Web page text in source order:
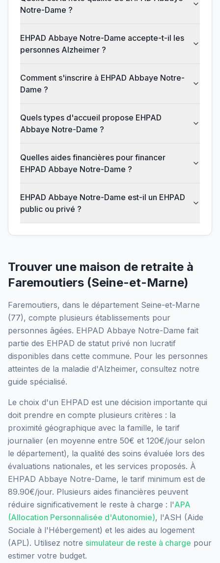
Notre-Dame ?
EHPAD Abbaye Notre-Dame accepte-t-il les
personnes Alzheimer ?
Comment s'inscrire à EHPAD Abbaye Notre-
Dame ?
Quels types d'accueil propose EHPAD
Abbaye Notre-Dame ?
Quelles aides financières pour financer
EHPAD Abbaye Notre-Dame ?
EHPAD Abbaye Notre-Dame est-il un EHPAD
public ou privé ?
Trouver une maison de retraite à
Faremoutiers (Seine-et-Marne)
Faremoutiers, dans le département Seine-et-Marne
(77), compte plusieurs établissements pour
personnes âgées. EHPAD Abbaye Notre-Dame fait
partie des EHPAD de statut privé non lucratif
disponibles dans cette commune. Pour les personnes
atteintes de la maladie d'Alzheimer, consultez notre
guide spécialisé.
Le choix d'un EHPAD est une décision importante qui
doit prendre en compte plusieurs critères : la
proximité géographique avec la famille, le tarif
journalier (en moyenne entre 50€ et 120€/jour selon
le département), la qualité des soins évaluée lors des
évaluations nationales, et les services proposés. À
EHPAD Abbaye Notre-Dame, le tarif minimum est de
89.90€/jour. Plusieurs aides financières peuvent
réduire significativement le reste à charge : l'APA
(Allocation Personnalisée d'Autonomie), l'ASH (Aide
Sociale à l'Hébergement) et les aides au logement
(APL). Utilisez notre simulateur de reste à charge pour
estimer votre budget.